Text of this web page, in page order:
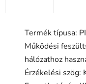
Termék típusa:
Működési
hálózathoz
Érzékelési szög: